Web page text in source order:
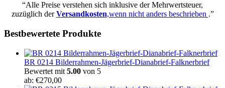
“Alle Preise verstehen sich inklusive der Mehrwertsteuer,
zuzüglich derVersandkosten,wenn nicht anders beschrieben .”
Bestbewertete Produkte
BR 0214 Bilderrahmen-Jägerbrief-Dianabrief-Falknerbrief
Bewertet mit 5.00 von 5
ab: €270,00